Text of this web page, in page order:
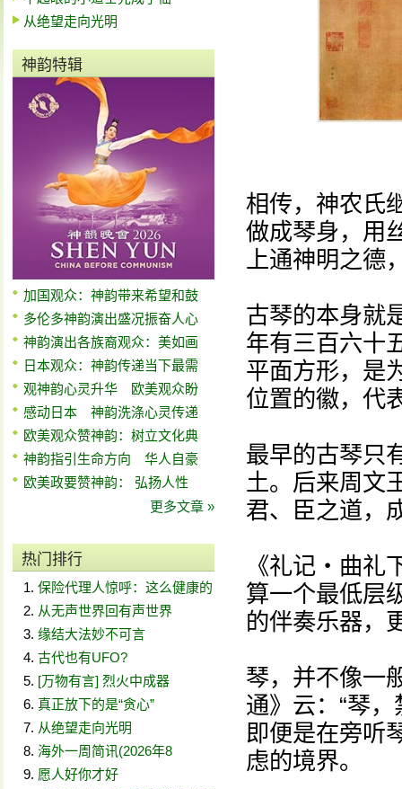
从绝望走向光明
神韵特辑
加国观众：神韵带来希望和鼓
多伦多神韵演出盛况振奋人心
神韵演出各族裔观众：美如画
日本观众：神韵传递当下最需
观神韵心灵升华 欧美观众盼
感动日本 神韵洗涤心灵传递
欧美观众赞神韵：树立文化典
神韵指引生命方向 华人自豪
欧美政要赞神韵： 弘扬人性
更多文章 »
热门排行
保险代理人惊呼：这么健康的
从无声世界回有声世界
缘结大法妙不可言
古代也有UFO?
[万物有言] 烈火中成器
真正放下的是“贪心”
从绝望走向光明
海外一周简讯(2026年8
愿人好你才好
相传，神农氏
做成琴身，用
上通神明之德
古琴的本身就
年有三百六十
平面方形，是
位置的徽，代
最早的古琴只
土。后来周文
君、臣之道，
《礼记‧曲礼
算一个最低层
的伴奏乐器，
琴，并不像一
通》云：“琴
即便是在旁听
虑的境界。